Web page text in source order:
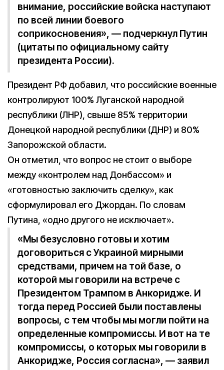
внимание, российские войска наступают
по всей линии боевого
соприкосновения», — подчеркнул Путин
(цитаты по официальному сайту
президента России).
Президент РФ добавил, что российские военные
контролируют 100% Луганской народной
республики (ЛНР), свыше 85% территории
Донецкой народной республики (ДНР) и 80%
Запорожской области.
Он отметил, что вопрос не стоит о выборе
между «контролем над Донбассом» и
«готовностью заключить сделку», как
сформулировал его Джордан. По словам
Путина, «одно другого не исключает».
«Мы безусловно готовы и хотим
договориться с Украиной мирными
средствами, причем на той базе, о
которой мы говорили на встрече с
Президентом Трампом в Анкоридже. И
тогда перед Россией были поставлены
вопросы, с тем чтобы мы могли пойти на
определенные компромиссы. И вот на те
компромиссы, о которых мы говорили в
Анкоридже, Россия согласна», — заявил